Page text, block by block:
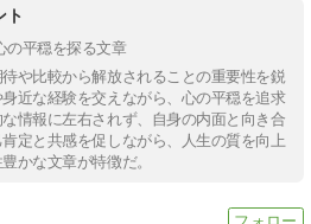
ト
の平穏を探る文章
や比較から解放されることの重要性を鋭
近な経験を交えながら、心の平穏を追求
情報に左右されず、自身の内面と向き合
定と共感を促しながら、人生の質を向上
かな文章が特徴だ。